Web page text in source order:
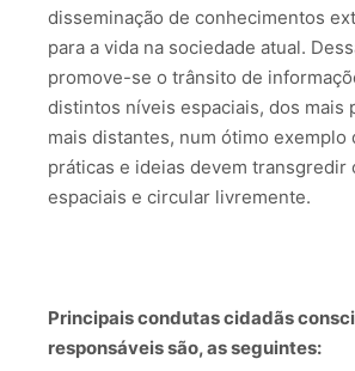
disseminação de conhecimentos
para a vida na sociedade atual.
promove-se o trânsito de
distintos níveis espaciais, dos mais
mais distantes, num ótimo exemplo
práticas e ideias devem transgredir
espaciais e circular livremente.
Principais condutas cidadãs
responsáveis são, as seguintes: